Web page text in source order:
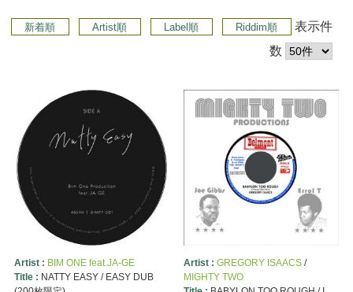
新着順 Artist順 Label順 Riddim順
表示件
数
Artist : BIM ONE feat.JA-GE
Title : NATTY EASY / EASY DUB
Artist : GREGORY ISAACS/
MIGHTY TWO